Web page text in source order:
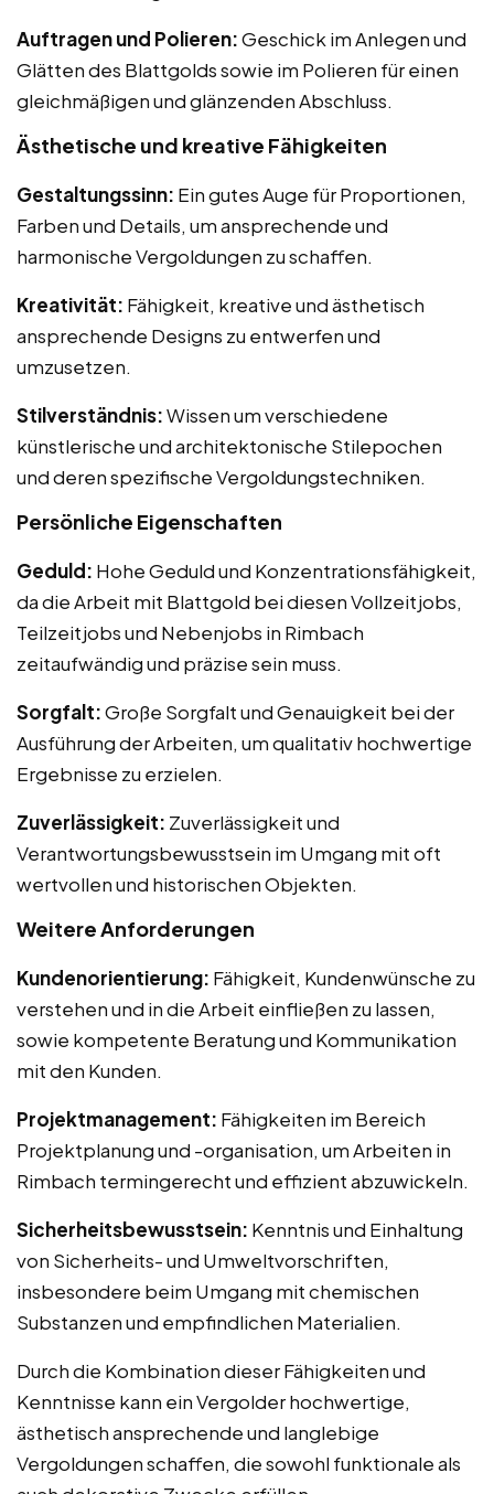
Auftragen und Polieren:Geschick im Anlegen und
Glätten des Blattgolds sowie im Polieren für einen
gleichmäßigen und glänzenden Abschluss.
Ästhetische und kreative Fähigkeiten
Gestaltungssinn: Ein gutes Auge für Proportionen,
Farben und Details, um ansprechende und
harmonische Vergoldungen zu schaffen.
Kreativität: Fähigkeit, kreative und ästhetisch
ansprechende Designs zu entwerfen und
umzusetzen.
Stilverständnis:Wissen um verschiedene
künstlerische und architektonische Stilepochen
und deren spezifische Vergoldungstechniken.
Persönliche Eigenschaften
Geduld: Hohe Geduld und Konzentrationsfähigkeit,
da die Arbeit mit Blattgold bei diesen Vollzeitjobs,
Teilzeitjobs und Nebenjobs in Rimbach
zeitaufwändig und präzise sein muss.
Sorgfalt:Große Sorgfalt und Genauigkeit bei der
Ausführung der Arbeiten, um qualitativ hochwertige
Ergebnisse zu erzielen.
Zuverlässigkeit: Zuverlässigkeit und
Verantwortungsbewusstsein im Umgang mit oft
wertvollen und historischen Objekten.
Weitere Anforderungen
Kundenorientierung: Fähigkeit, Kundenwünsche zu
verstehen und in die Arbeit einfließen zu lassen,
sowie kompetente Beratung und Kommunikation
mit den Kunden.
Projektmanagement: Fähigkeiten im Bereich
Projektplanung und -organisation, um Arbeiten in
Rimbach termingerecht und effizient abzuwickeln.
Sicherheitsbewusstsein: Kenntnis und Einhaltung
von Sicherheits- und Umweltvorschriften,
insbesondere beim Umgang mit chemischen
Substanzen und empfindlichen Materialien.
Durch die Kombination dieser Fähigkeiten und
Kenntnisse kann ein Vergolder hochwertige,
ästhetisch ansprechende und langlebige
Vergoldungen schaffen, die sowohl funktionale als